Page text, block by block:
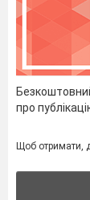
про
Щоб отримати,